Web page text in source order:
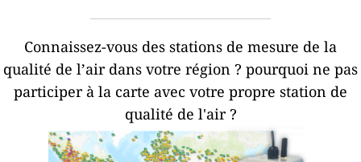
Connaissez-vous des stations de mesure de la
qualité de l’air dans votre région ? pourquoi ne pas
participer à la carte avec votre propre station de
qualité de l'air ?